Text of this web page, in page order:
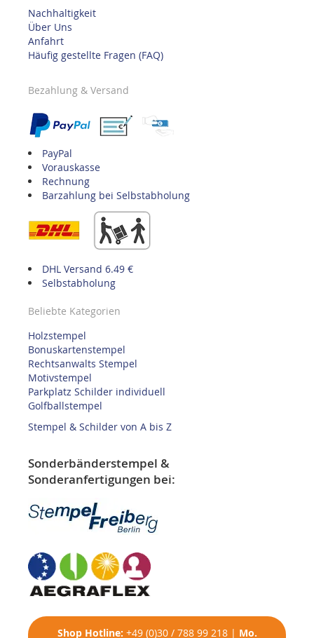
Nachhaltigkeit
Über Uns
Anfahrt
Häufig gestellte Fragen (FAQ)
Bezahlung & Versand
PayPal
Vorauskasse
Rechnung
Barzahlung bei Selbstabholung
DHL Versand 6.49 €
Selbstabholung
Beliebte Kategorien
Holzstempel
Bonuskartenstempel
Rechtsanwalts Stempel
Motivstempel
Parkplatz Schilder individuell
Golfballstempel
Stempel & Schilder von A bis Z
Sonderbänderstempel &
Sonderanfertigungen bei:
Shop Hotline: +49 (0)30 / 788 99 218| Mo.